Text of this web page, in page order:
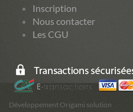
Inscription
Nous contacter
Les CGU
Développement Origami solution